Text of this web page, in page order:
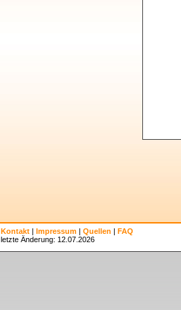
Kontakt | Impressum | Quellen | FAQ
letzte Änderung: 12.07.2026